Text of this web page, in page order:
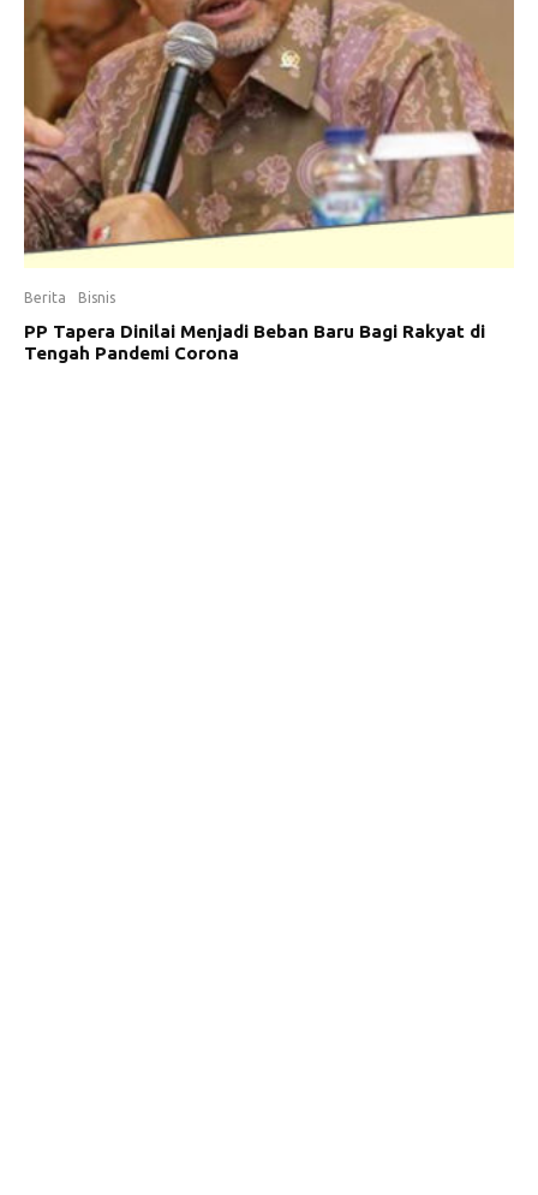
Berita Bisnis
PP Tapera Dinilai Menjadi Beban Baru Bagi Rakyat di
Tengah Pandemi Corona